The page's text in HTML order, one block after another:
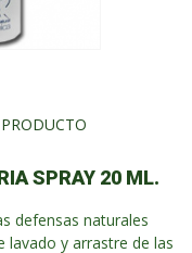
SPRAY 20 ML.
defensas naturales
lavado y arrastre de las